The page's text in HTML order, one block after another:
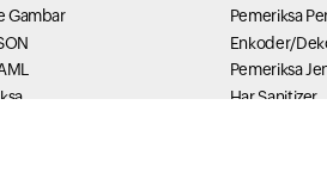
Gambar
Pemeriksa
Enkoder/
Pemeriksa
Har Sanitizer